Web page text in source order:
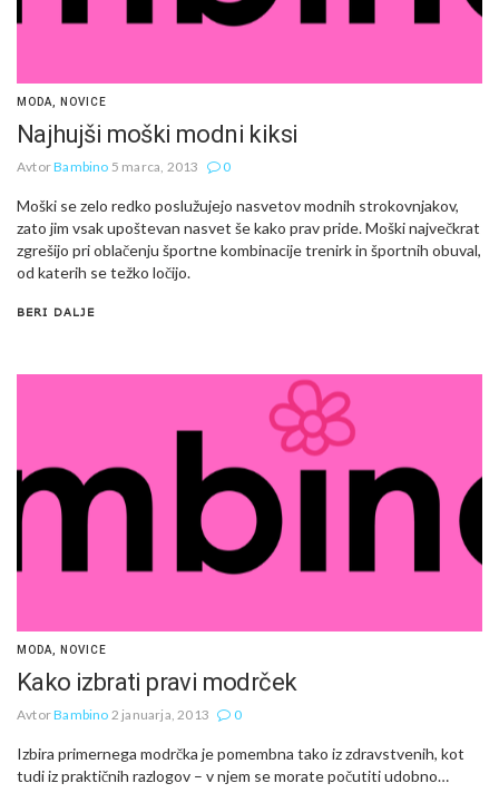
MODA NOVICE
Najhujši moški modni kiksi
AvtorBambino 5 marca, 2013 0
Moški se zelo redko poslužujejo nasvetov modnih strokovnjakov,
zato jim vsak upoštevan nasvet še kako prav pride. Moški največkrat
zgrešijo pri oblačenju športne kombinacije trenirk in športnih obuval,
od katerih se težko ločijo.
BERI DALJE
MODA NOVICE
Kako izbrati pravi modrček
AvtorBambino 2 januarja, 2013 0
Izbira primernega modrčka je pomembna tako iz zdravstvenih, kot
tudi iz praktičnih razlogov – v njem se morate počutiti udobno…